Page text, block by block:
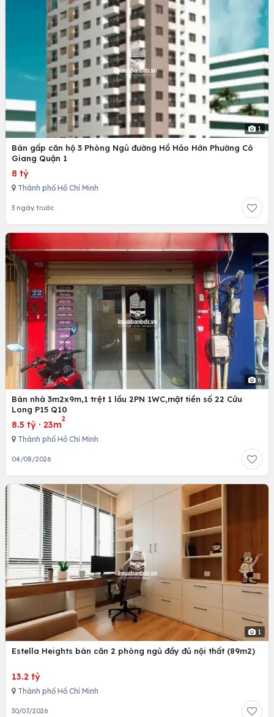
1
Bán gấp căn hộ 3 Phòng Ngủ đường Hồ Hảo Hớn Phường Cô
Giang Quận 1
8 tỷ
Thành phố Hồ Chí Minh
3 ngày trước
6
Bán nhà 3m2x9m,1 trệt 1 lầu 2PN 1WC,mặt tiền số 22 Cửu
Long P15 Q10
8.5 tỷ · 23m
2
Thành phố Hồ Chí Minh
04/08/2026
1
Estella Heights bán căn 2 phòng ngủ đầy đủ nội thất (89m2)
13.2 tỷ
Thành phố Hồ Chí Minh
30/07/2026